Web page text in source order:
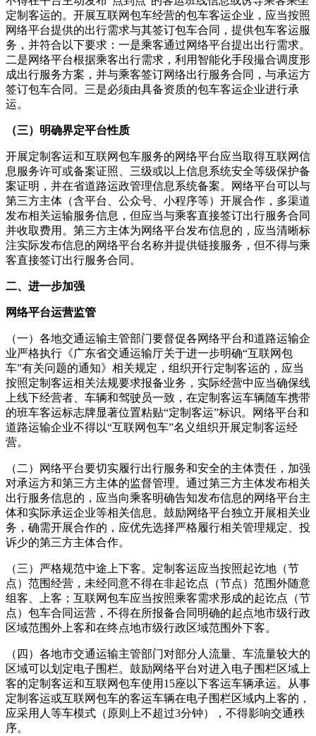
定制客运的。开展互联网包车经营的包车客运企业，应当按照
网络平台提供的出行需求与其签订包车合同，提供包车客运服
务，并符合以下要求：一是乘客通过网络平台提出出行需求。
二是网络平台根据乘客出行需求，利用智能化手段撮合调度形
成出行服务方案，并与乘客签订网络出行服务合同，与承运方
签订包车合同。三是必须由具备资质的包车客运企业进行承
运。
（三）明确界定平台性质
开展定制客运和互联网包车服务的网络平台应当取得互联网信
息服务许可或备案证照、三级或以上信息系统安全等级保护备
案证明，并在省道路运政管理信息系统备案。网络平台可以与
第三方主体（含平台、公众号、小程序等）开展合作，多渠道
发布相关运输服务信息，但应当与乘客直接签订出行服务合同
并收取费用。第三方主体为网络平台发布信息的，应当清晰标
注实际发布信息的网络平台名称并提供链接服务，但不得与乘
客直接签订出行服务合同。
二、进一步加强
网络平台运营监管
（一）各地交通运输主管部门要督促各网络平台和道路运输企
业严格执行《广东省交通运输厅关于进一步明确“互联网包
车”有关问题的通知》相关规定，组织开行定制客运的，应当
按照定制客运相关法规要求报备业务，实际经营中应当确保线
上线下经营者、车辆和驾驶员一致，在定制客运车辆随车携带
的班车客运标志牌显著位置粘贴“定制客运”标识。网络平台和
道路运输企业不得以“互联网包车”名义组织开展定制客运经
营。
（二）网络平台要切实履行出行服务和安全的主体责任，加强
对承运方和第三方主体的监督管理。通过第三方主体发布相关
出行服务信息的，应当向乘客明确告知发布信息的网络平台主
体和实际承运企业等相关信息。鼓励网络平台独立开展相关业
务，确需开展合作的，应优先选择严格履行相关管理规定、投
诉少的第三方主体合作。
（三）严格规范中途上下客。定制客运应当按照起讫地（节
点）范围经营，未经同意不得在非起讫点 （节点）范围外随意
组客、上客；互联网包车应当按照乘客需求形成的起讫点（节
点）包车合同运营，不得在所报备合同明确的起点地市级行政
区域范围外上客和在终点地市级行政区域范围外下客。
（四）各地市交通运输主管部门对部分人流量、车流量较大的
区域可以划定电子围栏。鼓励网络平台对进入电子围栏区域上
客的定制客运和互联网包车使用15座以下客运车辆承运。从事
定制客运或互联网包车的客运车辆在电子围栏区域内上客的，
应采用人等车模式（原则上不超过3分钟），不得影响交通秩
序。